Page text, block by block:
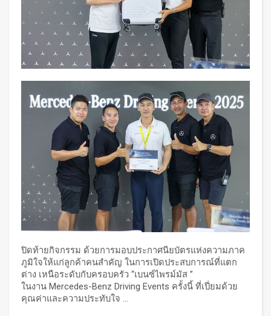
ปิดท้ายกิจกรรม ด้วยการมอบประกาศนียบัตรแห่งความภาค
ภูมิใจให้แก่ลูกค้าคนสำคัญ ในการเปิดประสบการณ์ที่แตก
ต่าง เหนือระดับกับครอบครัว “เบนซ์ไพรม์มัส ”
ในงาน Mercedes-Benz Driving Events ครั้งนี้ ที่เปี่ยมด้วย
คุณค่าและความประทับใจ ...